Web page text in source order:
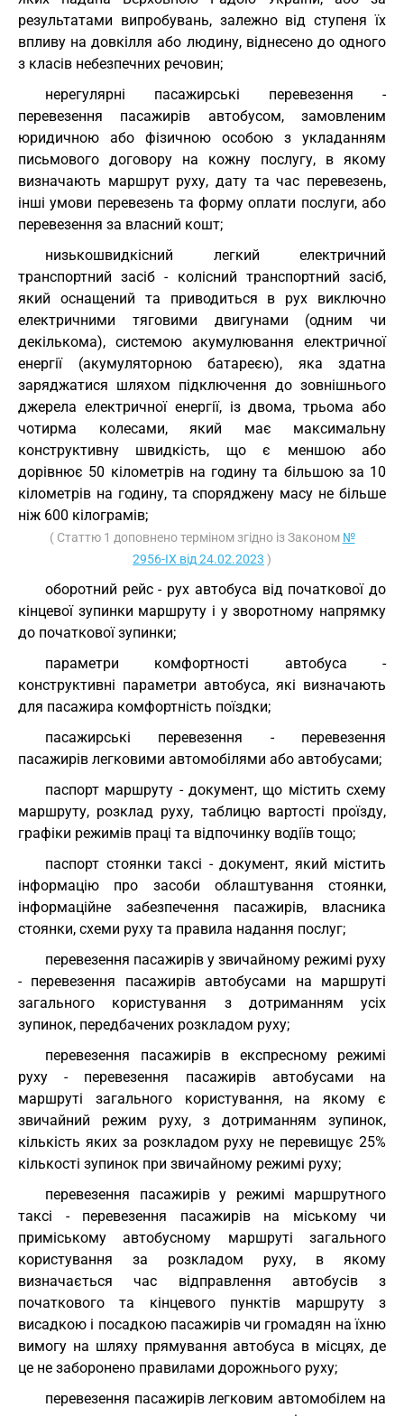
результатами випробувань, залежно від ступеня їх
впливу на довкілля або людину, віднесено до одного
з класів небезпечних речовин;
нерегулярні пасажирські перевезення -
перевезення пасажирів автобусом, замовленим
юридичною або фізичною особою з укладанням
письмового договору на кожну послугу, в якому
визначають маршрут руху, дату та час перевезень,
інші умови перевезень та форму оплати послуги, або
перевезення за власний кошт;
низькошвидкісний легкий електричний
транспортний засіб - колісний транспортний засіб,
який оснащений та приводиться в рух виключно
електричними тяговими двигунами (одним чи
декількома), системою акумулювання електричної
енергії (акумуляторною батареєю), яка здатна
заряджатися шляхом підключення до зовнішнього
джерела електричної енергії, із двома, трьома або
чотирма колесами, який має максимальну
конструктивну швидкість, що є меншою або
дорівнює 50 кілометрів на годину та більшою за 10
кілометрів на годину, та споряджену масу не більше
ніж 600 кілограмів;
( Статтю 1 доповнено терміном згідно із Законом №
2956-IX від 24.02.2023 )
оборотний рейс - рух автобуса від початкової до
кінцевої зупинки маршруту і у зворотному напрямку
до початкової зупинки;
параметри комфортності автобуса -
конструктивні параметри автобуса, які визначають
для пасажира комфортність поїздки;
пасажирські перевезення - перевезення
пасажирів легковими автомобілями або автобусами;
паспорт маршруту - документ, що містить схему
маршруту, розклад руху, таблицю вартості проїзду,
графіки режимів праці та відпочинку водіїв тощо;
паспорт стоянки таксі - документ, який містить
інформацію про засоби облаштування стоянки,
інформаційне забезпечення пасажирів, власника
стоянки, схеми руху та правила надання послуг;
перевезення пасажирів у звичайному режимі руху
- перевезення пасажирів автобусами на маршруті
загального користування з дотриманням усіх
зупинок, передбачених розкладом руху;
перевезення пасажирів в експресному режимі
руху - перевезення пасажирів автобусами на
маршруті загального користування, на якому є
звичайний режим руху, з дотриманням зупинок,
кількість яких за розкладом руху не перевищує 25%
кількості зупинок при звичайному режимі руху;
перевезення пасажирів у режимі маршрутного
таксі - перевезення пасажирів на міському чи
приміському автобусному маршруті загального
користування за розкладом руху, в якому
визначається час відправлення автобусів з
початкового та кінцевого пунктів маршруту з
висадкою і посадкою пасажирів чи громадян на їхню
вимогу на шляху прямування автобуса в місцях, де
це не заборонено правилами дорожнього руху;
перевезення пасажирів легковим автомобілем на